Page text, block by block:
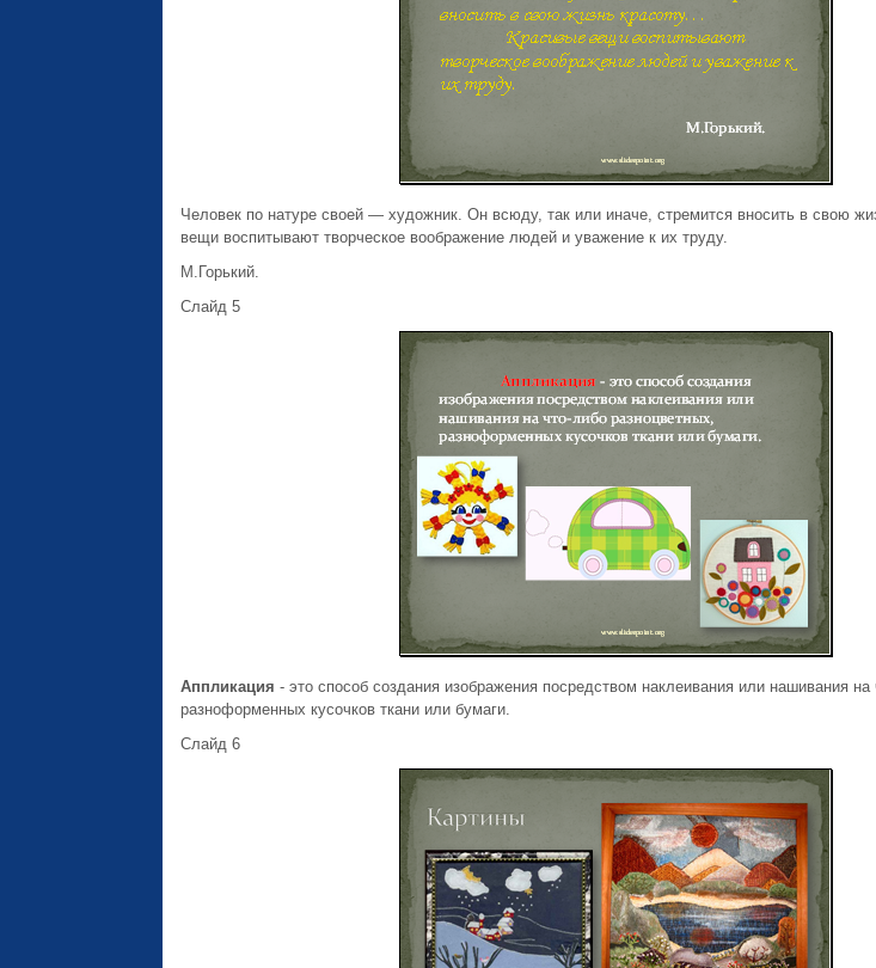
Человек по натуре своей — художник. Он всюду, так или иначе, стремится вносить в свою
вещи воспитывают творческое воображение людей и уважение к их труду.
М.Горький.
Слайд 5
Аппликация - это способ создания изображения посредством наклеивания или нашивания на
разноформенных кусочков ткани или бумаги.
Слайд 6